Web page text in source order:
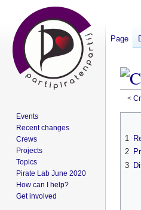
<
toto1
2
3
Page
Events
Recent changes
Crews
Projects
Topics
Pirate Lab June 2020
How can I help?
Get involved